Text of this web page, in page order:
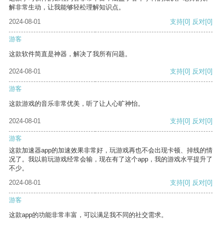
解非常生动，让我能够轻松理解知识点。
2024-08-01
支持[0] 反对[0]
游客
这款软件简直是神器，解决了我所有问题。
2024-08-01 支持[0] 反对[0]
游客
这款游戏的音乐非常优美，听了让人心旷神怡。
2024-08-01 支持[0] 反对[0]
游客
这款加速器app的加速效果非常好，玩游戏再也不会出现卡顿、掉线的情
况了。我以前玩游戏经常会输，现在有了这个app，我的游戏水平提升了
不少。
2024-08-01
支持[0] 反对[0]
游客
这款app的功能非常丰富，可以满足我不同的社交需求。